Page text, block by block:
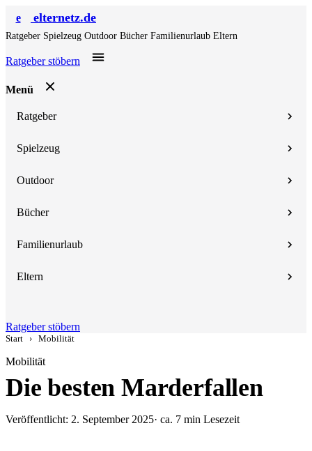
e elternetz.de
Ratgeber Spielzeug Outdoor Bücher Familienurlaub Eltern
Ratgeber stöbern
Menü
Ratgeber
Spielzeug
Outdoor
Bücher
Familienurlaub
Eltern
Ratgeber stöbern
Start › Mobilität
Mobilität
Die besten Marderfallen
Veröffentlicht: 2. September 2025· ca. 7 min Lesezeit